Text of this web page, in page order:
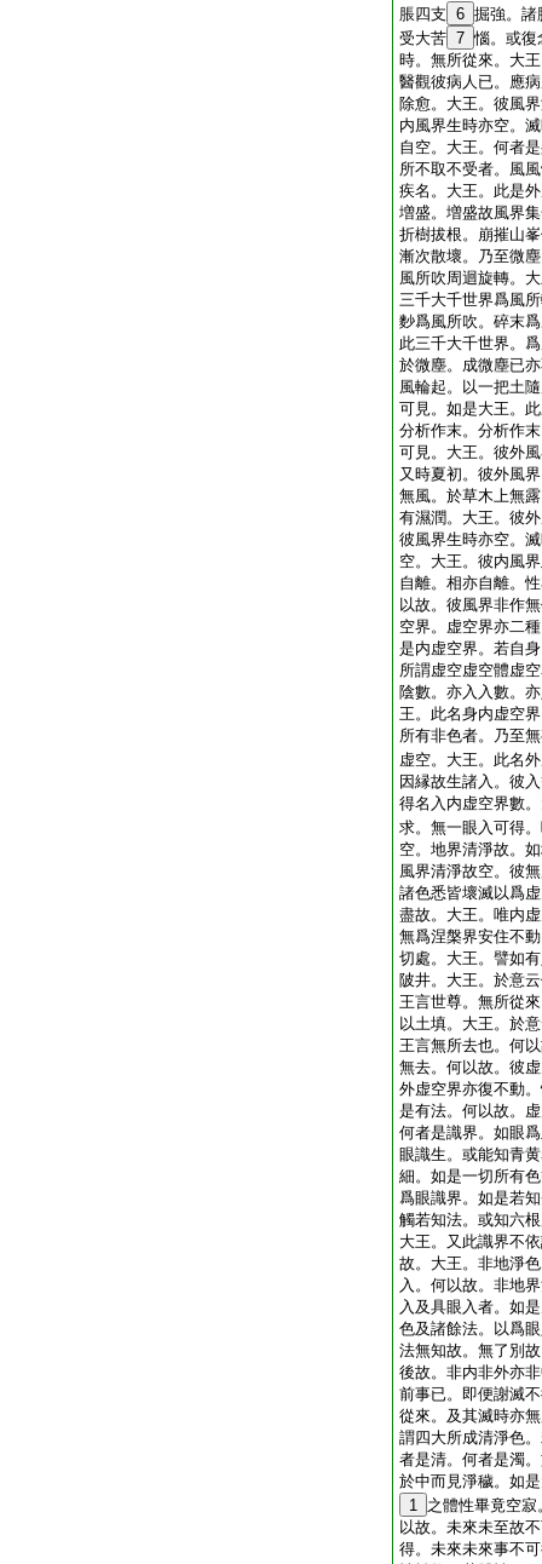
脹四支 6 掘強。諸
受大苦 7 惱。或復
時。無所從來。大
醫觀彼病人已。應
除愈。大王。彼風
内風界生時亦空。
自空。大王。何者
所不取不受者。風
疾名。大王。此是
増盛。増盛故風界
折樹拔根。崩摧山
漸次散壞。乃至微
風所吹周迴旋轉。
三千大千世界爲風
麨爲風所吹。碎末
此三千大千世界。
於微塵。成微塵已
風輪起。以一把土
可見。如是大王。
分析作末。分析作
可見。大王。彼外
又時夏初。彼外風
無風。於草木上無
有濕潤。大王。彼
彼風界生時亦空。
空。大王。彼内風
自離。相亦自離。
以故。彼風界非作
空界。虚空界亦二
是内虚空界。若自
所謂虚空虚空體虚
陰數。亦入入數。
王。此名身内虚空
所有非色者。乃至
虚空。大王。此名
因縁故生諸入。彼
得名入内虚空界數
求。無一眼入可得
空。地界清淨故。
風界清淨故空。彼
諸色悉皆壞滅以爲
盡故。大王。唯内
無爲涅槃界安住不
切處。大王。譬如
陂井。大王。於意
王言世尊。無所從
以土填。大王。於
王言無所去也。何
無去。何以故。彼
外虚空界亦復不動
是有法。何以故。
何者是識界。如眼
眼識生。或能知青
細。如是一切所有
爲眼識界。如是若
觸若知法。或知六
大王。又此識界不
故。大王。非地淨
入。何以故。非地
入及具眼入者。如
色及諸餘法。以爲
法無知故。無了別
後故。非内非外亦
前事已。即便謝滅
從來。及其滅時亦
謂四大所成清淨色
者是清。何者是濁
於中而見淨穢。如
1 之體性畢竟空
以故。未來未至故
得。未來未來事不